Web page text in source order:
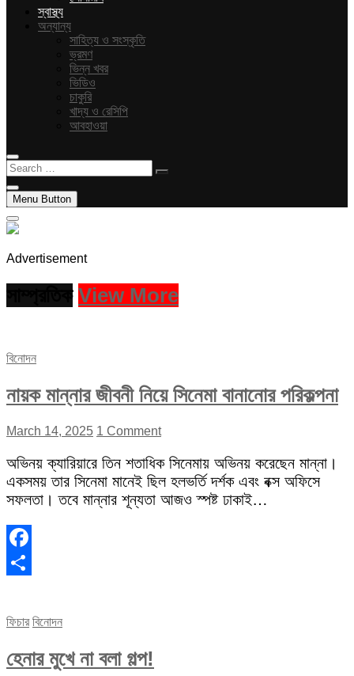
স্বাস্থ্য
অন্যান্য
সাহিত্য ও সংস্কৃতি
ভ্রমণ
ভিন্ন খবর
ভিডিও
চাকুরি
খাদ্য ও রেসিপি
আবহাওয়া
Search
…
Menu Button
Advertisement
View More
বিনোদন
নায়ক মান্নার জীবনী নিয়ে সিনেমা বানানোর পরিকল্পনা
March 14, 2025 1 Comment
অভিনয় ক্যারিয়ারে তিন শতাধিক সিনেমায় অভিনয় করেছেন মান্না।
একসময় তার সিনেমা মানেই ছিল হলভর্তি দর্শক এবং বক্স অফিসে
সফলতা। তবে মান্নার শূন্যতা আজও স্পষ্ট ঢাকাই…
Facebook
ফিচার বিনোদন
হেনার মুখে না বলা গল্প!